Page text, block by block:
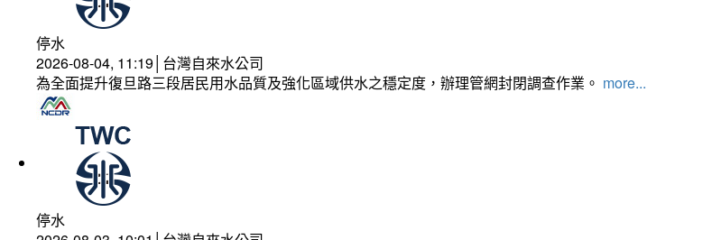
停水
2026-08-04, 11:19│台灣自來水公司
為全面提升復旦路三段居民用水品質及強化區域供水之穩定度，辦理管網封閉調查作業。 more...
停水